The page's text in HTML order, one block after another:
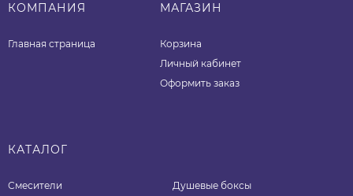
КОМПАНИЯ
Главная страница
МАГАЗИН
Корзина
Личный кабинет
Оформить заказ
КАТАЛОГ
Смесители
Душевые боксы